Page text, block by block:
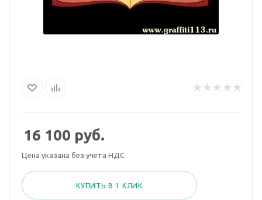
16 100 руб.
Цена указана без учета НДС
КУПИТЬ В 1 КЛИК